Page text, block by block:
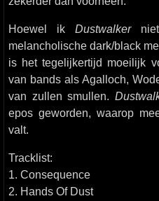
Hoewel ik Dustwalkerniet
melancholische dark/black
is het tegelijkertijd moeilijk
van bands als Agalloch,
van zullen smullen.
epos geworden, waarop
valt.
Tracklist:
1. Consequence
2. Hands Of Dust